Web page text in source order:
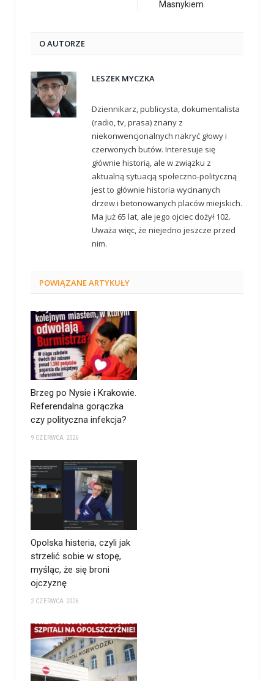
Masnykiem
O AUTORZE
LESZEK MYCZKA
Dziennikarz, publicysta, dokumentalista
(radio, tv, prasa) znany z
niekonwencjonalnych nakryć głowy i
czerwonych butów. Interesuje się
głównie historią, ale w związku z
aktualną sytuacją społeczno-polityczną
jest to głównie historia wycinanych
drzew i betonowanych placów miejskich.
Ma już 65 lat, ale jego ojciec dożył 102.
Uważa więc, że niejedno jeszcze przed
nim.
POWIĄZANEARTYKUŁY
Brzeg po Nysie i Krakowie.
Referendalna gorączka
czy polityczna infekcja?
9 CZERWCA 2026
Opolska histeria, czyli jak
strzelić sobie w stopę,
myśląc, że się broni
ojczyznę
2 CZERWCA 2026